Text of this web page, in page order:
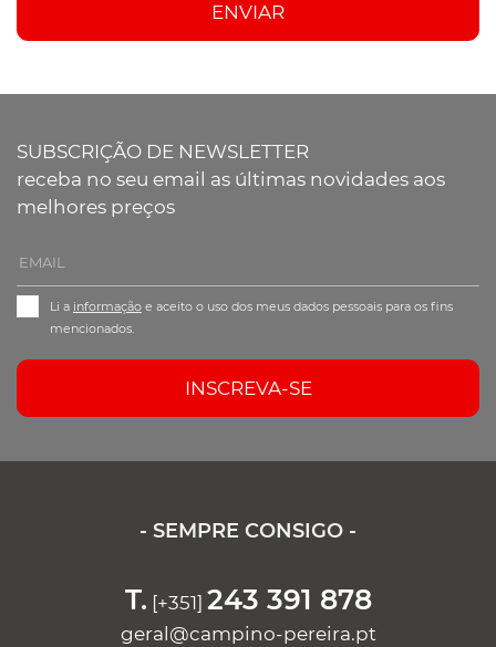
ENVIAR
SUBSCRIÇÃO DE NEWSLETTER
receba no seu email as últimas novidades aos
melhores preços
Li a informação e aceito o uso dos meus dados pessoais para os fins
mencionados.
INSCREVA-SE
- SEMPRE CONSIGO -
T. [+351] 243 391 878
geral@campino-pereira.pt